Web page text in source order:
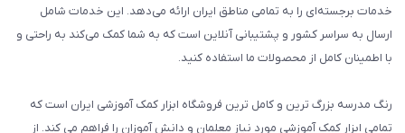
گیفت ها و جوایز
سایر محصولات
خدمات برجسته‌ای را به تمامی مناطق ایران ارائه می‌دهد. این خدمات شامل
ارسال به سراسر کشور و پشتیبانی آنلاین است که به شما کمک می‌کند به راحتی و
با اطمینان کامل از محصولات ما استفاده کنید.
رنگ مدرسه بزرگ ترین و کامل ترین فروشگاه ابزار کمک آموزشی ایران است که
تمامی ابزار کمک آموزشی مورد نیاز معلمان و دانش آموزان را فراهم می کند. از